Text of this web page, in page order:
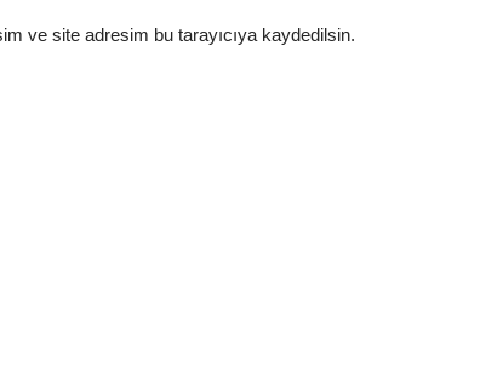
ve site adresim bu tarayıcıya kaydedilsin.